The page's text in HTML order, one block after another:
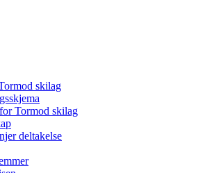
skilag
Tormod skilag
deltakelse